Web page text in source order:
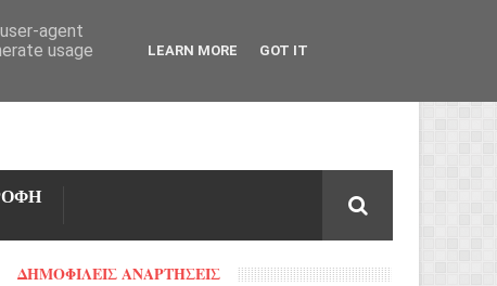
ΔΗΜΟΦΙΛΕΙΣ ΑΝΑΡΤΗΣΕΙΣ
agent
usage
LEARN MORE GOT IT